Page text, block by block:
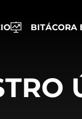
BITÁCORA